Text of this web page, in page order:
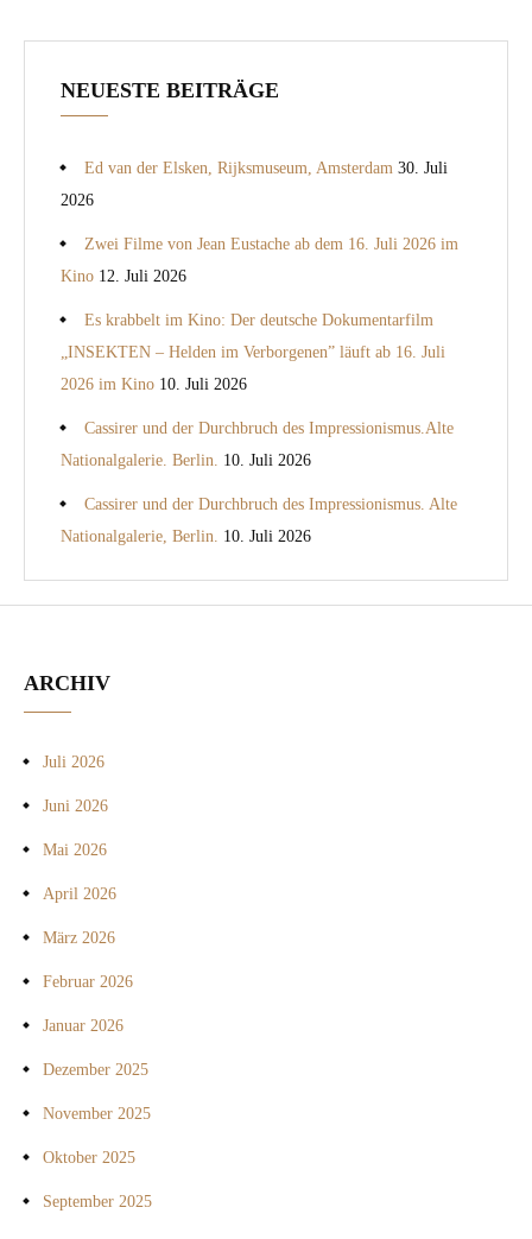
NEUESTE BEITRÄGE
Ed van der Elsken, Rijksmuseum, Amsterdam 30. Juli
2026
Zwei Filme von Jean Eustache ab dem 16. Juli 2026 im
Kino 12. Juli 2026
Es krabbelt im Kino: Der deutsche Dokumentarfilm
„INSEKTEN – Helden im Verborgenen” läuft ab 16. Juli
2026 im Kino 10. Juli 2026
Cassirer und der Durchbruch des Impressionismus.Alte
Nationalgalerie. Berlin. 10. Juli 2026
Cassirer und der Durchbruch des Impressionismus. Alte
Nationalgalerie, Berlin. 10. Juli 2026
ARCHIV
Juli 2026
Juni 2026
Mai 2026
April 2026
März 2026
Februar 2026
Januar 2026
Dezember 2025
November 2025
Oktober 2025
September 2025